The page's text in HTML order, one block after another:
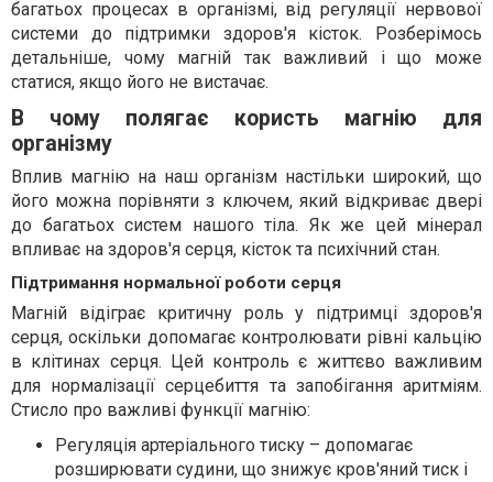
багатьох процесах в організмі, від регуляції нервової
системи до підтримки здоров'я кісток. Розберімось
детальніше, чому магній так важливий і що може
статися, якщо його не вистачає.
В чому полягає користь магнію для
організму
Вплив магнію на наш організм настільки широкий, що
його можна порівняти з ключем, який відкриває двері
до багатьох систем нашого тіла. Як же цей мінерал
впливає на здоров'я серця, кісток та психічний стан.
Підтримання нормальної роботи серця
Магній відіграє критичну роль у підтримці здоров'я
серця, оскільки допомагає контролювати рівні кальцію
в клітинах серця. Цей контроль є життєво важливим
для нормалізації серцебиття та запобігання аритміям.
Стисло про важливі функції магнію:
Регуляція артеріального тиску – допомагає
розширювати судини, що знижує кров'яний тиск і